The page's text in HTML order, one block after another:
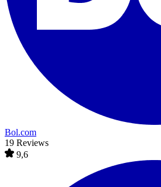
Bol.com
19 Reviews
9,6